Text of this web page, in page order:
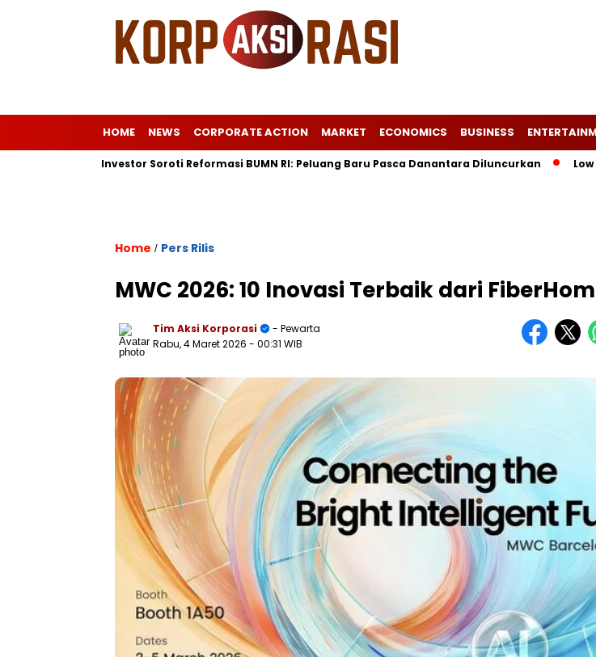
HOME NEWS CORPORATE ACTION MARKET ECONOMICS BUSINESS
Investor Soroti Reformasi BUMN RI: Peluang Baru Pasca Danantara Diluncurkan Low Tuck
Home / Pers Rilis
MWC 2026: 10 Inovasi Terbaik dari
Tim Aksi Korporasi
- Pewarta
Rabu, 4 Maret 2026 - 00:31 WIB